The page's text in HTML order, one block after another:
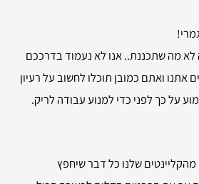
מה שתכננת.. אנו לא נעמוד בדרככם
אתנו ואתם כמובן תוכלו לחשוב על רעיון
על כך לפני כדי למנוע עבודה לריק.
שלנו כל דבר שיחפץ